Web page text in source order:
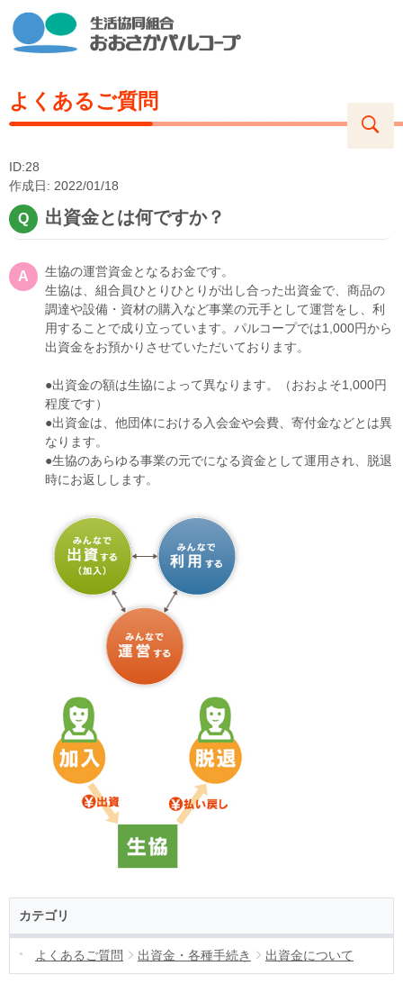
よくあるご質問
ID:28
作成日: 2022/01/18
出資金とは何ですか？
生協の運営資金となるお金です。
生協は、組合員ひとりひとりが出し合った出資金で、商品の
調達や設備・資材の購入など事業の元手として運営をし、利
用することで成り立っています。パルコープでは1,000円から
出資金をお預かりさせていただいております。
●出資金の額は生協によって異なります。（おおよそ1,000円
程度です）
●出資金は、他団体における入会金や会費、寄付金などとは異
なります。
●生協のあらゆる事業の元でになる資金として運用され、脱退
時にお返しします。
カテゴリ
よくあるご質問 出資金・各種手続き 出資金について